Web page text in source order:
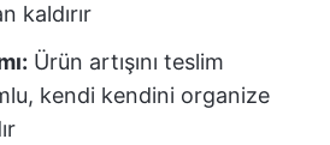
kaldırır
Ürün artışını teslim
kendi kendini organize